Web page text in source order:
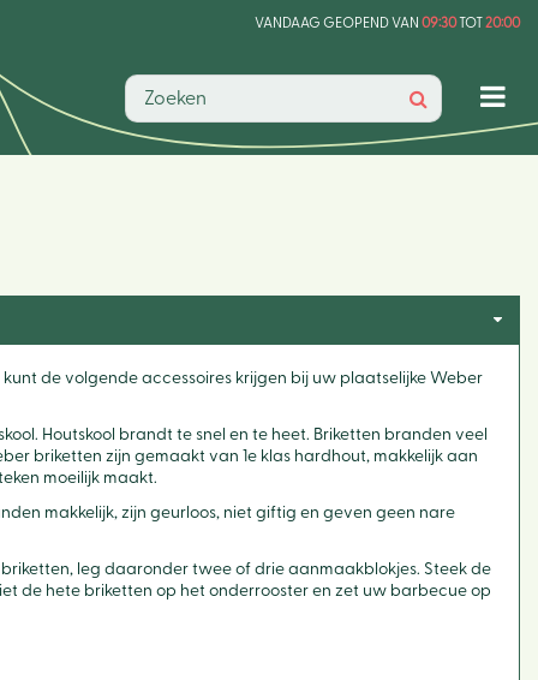
VANDAAG GEOPEND VAN 09:30TOT20:00
de volgende accessoires krijgen bij uw plaatselijke Weber
Houtskool brandt te snel en te heet. Briketten branden veel
briketten zijn gemaakt van 1e klas hardhout, makkelijk aan
moeilijk maakt.
makkelijk, zijn geurloos, niet giftig en geven geen nare
leg daaronder twee of drie aanmaakblokjes. Steek de
de hete briketten op het onderrooster en zet uw barbecue op